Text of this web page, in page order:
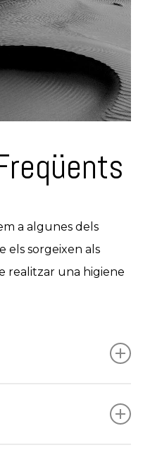
a algunes dels
els sorgeixen als
realitzar una higiene
més s'hereta. La